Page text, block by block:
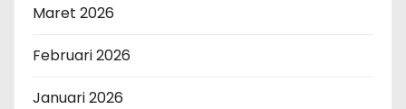
Maret 2026
Februari 2026
Januari 2026